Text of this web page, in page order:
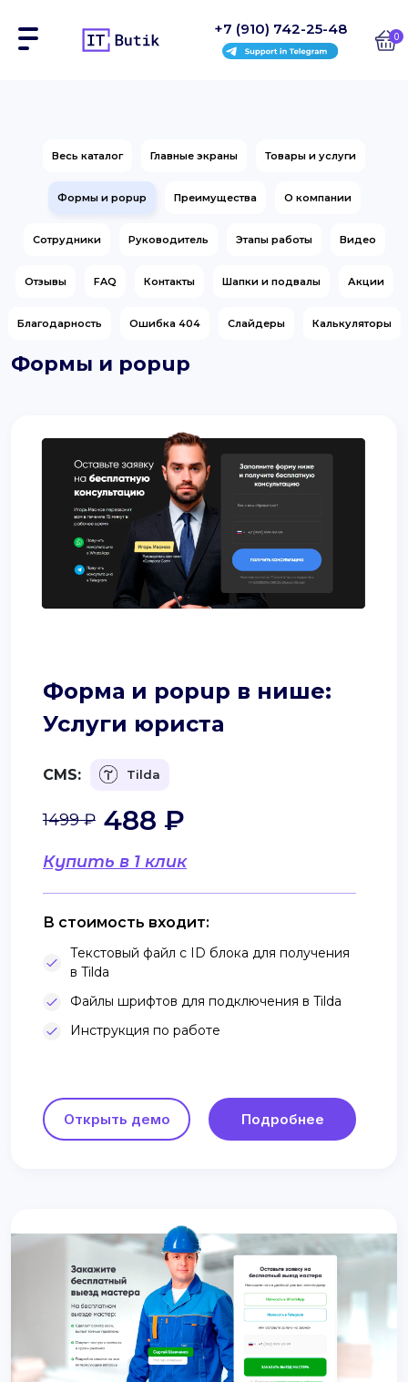
support@it-butik.ru
+7 (910) 742-25-48 0
Весь каталог Главные экраны Товары и услуги
Формы и popup Преимущества О компании
Сотрудники Руководитель Этапы работы Видео
Отзывы FAQ Контакты Шапки и подвалы Акции
Благодарность Ошибка 404 Слайдеры Калькуляторы
Формы и popup
Форма и popup в нише:
Услуги юриста
CMS: Tilda
Купить в 1 клик
1499 ₽ 488 ₽
В стоимость входит:
Текстовый файл с ID блока для получения
в Tilda
Файлы шрифтов для подключения в Tilda
Инструкция по работе
Открыть демо Подробнее